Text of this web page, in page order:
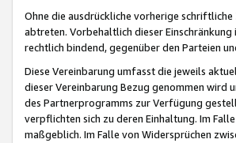
Ohne die ausdrückliche vorherige
abtreten. Vorbehaltlich dieser
rechtlich bindend, gegenüber den Parteien
Diese Vereinbarung umfasst die jeweils
dieser Vereinbarung Bezug genommen wird
des Partnerprogramms zur Verfügung
verpflichten sich zu deren Einhaltung. Im
maßgeblich. Im Falle von Widersprüchen